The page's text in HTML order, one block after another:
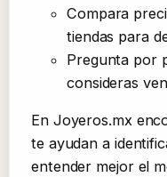
Compara
tiendas para
Pregunta por
consideras
En Joyeros.mx
te ayudan a
entender mejor el